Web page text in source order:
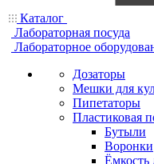
Каталог
Лабораторная посуда
Лабораторное
Дозаторы
Мешки для
Пипетаторы
Пластиковая
Бутыли
Воронки
Ёмкость